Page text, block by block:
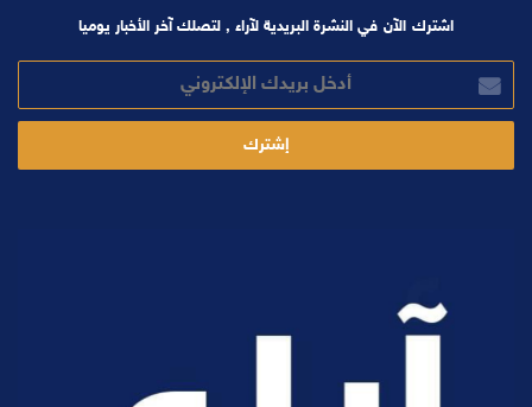
اشترك الآن في النشرة البريدية لآراء , لتصلك آخر الأخبار يوميا
بريدك
الإلكتروني